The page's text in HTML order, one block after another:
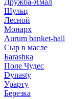
Дружба-Ямал
Шульц
Лесной
Монарх
Aurum banket-hall
Сыр в масле
Баrаshка
Поле Чудес
Dynasty
Урарту
Березка